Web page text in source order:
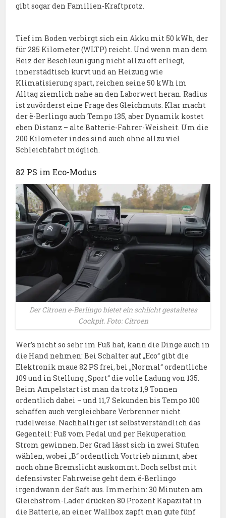
gibt sogar den Familien-Kraftprotz.
Tief im Boden verbirgt sich ein Akku mit 50 kWh, der
für 285 Kilometer (WLTP) reicht. Und wenn man dem
Reiz der Beschleunigung nicht allzu oft erliegt,
innerstädtisch kurvt und an Heizung wie
Klimatisierung spart, reichen seine 50 kWh im
Alltag ziemlich nahe an den Laborwert heran. Radius
ist zuvörderst eine Frage des Gleichmuts. Klar macht
der ë-Berlingo auch Tempo 135, aber Dynamik kostet
eben Distanz – alte Batterie-Fahrer-Weisheit. Um die
200 Kilometer indes sind auch ohne allzu viel
Schleichfahrt möglich.
82 PS im Eco-Modus
Der Citroen e-Berlingo bietet ein schlicht gestaltetes
Cockpit. Foto: Citroen
Wer’s nicht so sehr im Fuß hat, kann die Dinge auch in
die Hand nehmen: Bei Schalter auf „Eco“ gibt die
Elektronik maue 82 PS frei, bei „Normal“ ordentliche
109 und in Stellung „Sport“ die volle Ladung von 135.
Beim Ampelstart ist man da trotz 1,9 Tonnen
ordentlich dabei – und 11,7 Sekunden bis Tempo 100
schaffen auch vergleichbare Verbrenner nicht
rudelweise. Nachhaltiger ist selbstverständlich das
Gegenteil: Fuß vom Pedal und per Rekuperation
Strom gewinnen. Der Grad lässt sich in zwei Stufen
wählen, wobei „B“ ordentlich Vortrieb nimmt, aber
noch ohne Bremslicht auskommt. Doch selbst mit
defensivster Fahrweise geht dem ë-Berlingo
irgendwann der Saft aus. Immerhin: 30 Minuten am
Gleichstrom-Lader drücken 80 Prozent Kapazität in
die Batterie, an einer Wallbox zapft man gute fünf